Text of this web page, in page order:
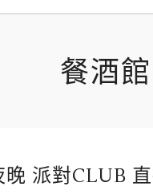
餐酒館
派對CLUB